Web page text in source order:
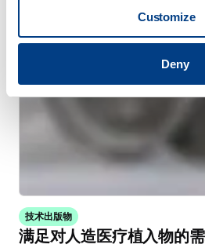
Customize
Deny
技术出版物
满足对人造医疗植入物的